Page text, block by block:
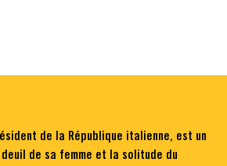
de la République italienne, est un
de sa femme et la solitude du